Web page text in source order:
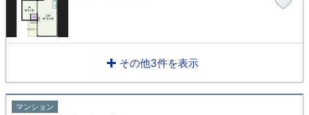
その他3件を表示
マンション